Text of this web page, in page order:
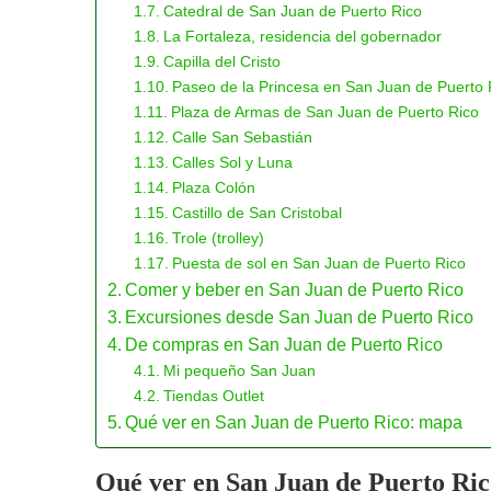
Catedral de San Juan de Puerto Rico
La Fortaleza, residencia del gobernador
Capilla del Cristo
Paseo de la Princesa en San Juan de Puerto
Plaza de Armas de San Juan de Puerto Rico
Calle San Sebastián
Calles Sol y Luna
Plaza Colón
Castillo de San Cristobal
Trole (trolley)
Puesta de sol en San Juan de Puerto Rico
Comer y beber en San Juan de Puerto Rico
Excursiones desde San Juan de Puerto Rico
De compras en San Juan de Puerto Rico
Mi pequeño San Juan
Tiendas Outlet
Qué ver en San Juan de Puerto Rico: mapa
Qué ver en San Juan de Puerto